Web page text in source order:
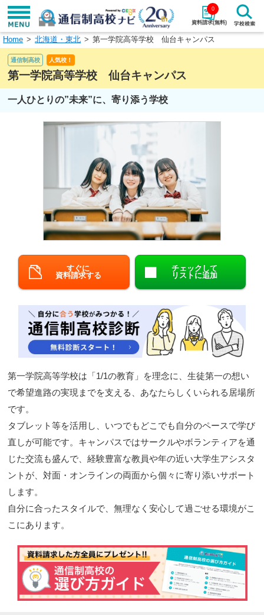
資料請求(無料)
0
学校名で探す
エリアから探す
エリアを選択して探す
北海道・東北
北陸・甲信越
中国
九州・沖縄
Home 北海道・東北 第一学院高等学校 仙台キャンパス
通信制高校 人気校！
第一学院高等学校 仙台キャンパス
一人ひとりの”未来”に、寄り添う学校
すぐに
資料請求する
チェックして
リストに追加
第一学院高等学校は「1/1の教育」を理念に、生徒第一の想い
で希望進路の実現までを支える、あなたらしくいられる居場所
です。
タブレット等を活用し、いつでもどこでも自分のペースで学び
直しが可能です。キャンパスではサークルやボランティアを通
じた交流も盛んで、経験豊富な教員や年の近い大学生アシスタ
ントが、対面・オンラインの両面から個々に寄り添いサポート
します。
自分に合ったスタイルで、無理なく安心して過ごせる環境がこ
こにあります。